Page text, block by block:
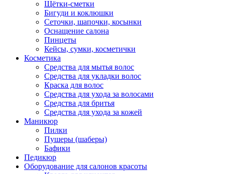
Щётки-сметки
Бигуди и коклюшки
Сеточки, шапочки, косынки
Оснащение салона
Пинцеты
Кейсы, сумки, косметички
Косметика
Средства для мытья волос
Средства для укладки волос
Краска для волос
Средства для ухода за волосами
Средства для бритья
Средства для ухода за кожей
Маникюр
Пилки
Пушеры (шаберы)
Бафики
Педикюр
Оборудование для салонов красоты